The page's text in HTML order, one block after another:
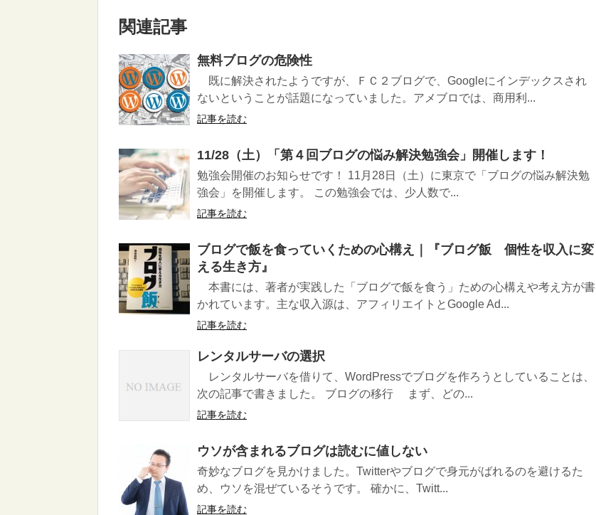
関連記事
無料ブログの危険性
既に解決されたようですが、ＦＣ２ブログで、Googleにインデックスされ
ないということが話題になっていました。アメブロでは、商用利...
記事を読む
11/28（土）「第４回ブログの悩み解決勉強会」開催します！
勉強会開催のお知らせです！ 11月28日（土）に東京で「ブログの悩み解決勉
強会」を開催します。 この勉強会では、少人数で...
記事を読む
ブログで飯を食っていくための心構え｜『ブログ飯 個性を収入に変
える生き方』
本書には、著者が実践した「ブログで飯を食う」ための心構えや考え方が書
かれています。主な収入源は、アフィリエイトとGoogle Ad...
記事を読む
レンタルサーバの選択
レンタルサーバを借りて、WordPressでブログを作ろうとしていることは、
次の記事で書きました。 ブログの移行 まず、どの...
記事を読む
ウソが含まれるブログは読むに値しない
奇妙なブログを見かけました。Twitterやブログで身元がばれるのを避けるた
め、ウソを混ぜているそうです。 確かに、Twitt...
記事を読む